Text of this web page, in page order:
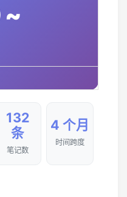
132
条
笔记数
4 个月
时间跨度